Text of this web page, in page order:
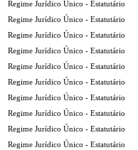
Regime Jurídico Único - Estatutário
Regime Jurídico Único - Estatutário
Regime Jurídico Único - Estatutário
Regime Jurídico Único - Estatutário
Regime Jurídico Único - Estatutário
Regime Jurídico Único - Estatutário
Regime Jurídico Único - Estatutário
Regime Jurídico Único - Estatutário
Regime Jurídico Único - Estatutário
Regime Jurídico Único - Estatutário